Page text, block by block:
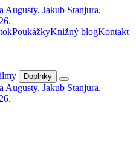
PoukážkyKnižný blogKontakt
Doplnky